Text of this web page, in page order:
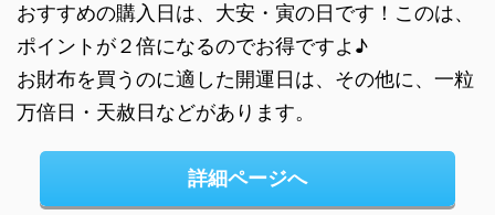
おすすめの購入日は、大安・寅の日です！このは、
ポイントが２倍になるのでお得ですよ♪
お財布を買うのに適した開運日は、その他に、一粒
万倍日・天赦日などがあります。
詳細ページへ